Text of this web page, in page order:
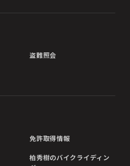
盗難照会
免許取得情報
柏秀樹のバイクライディン